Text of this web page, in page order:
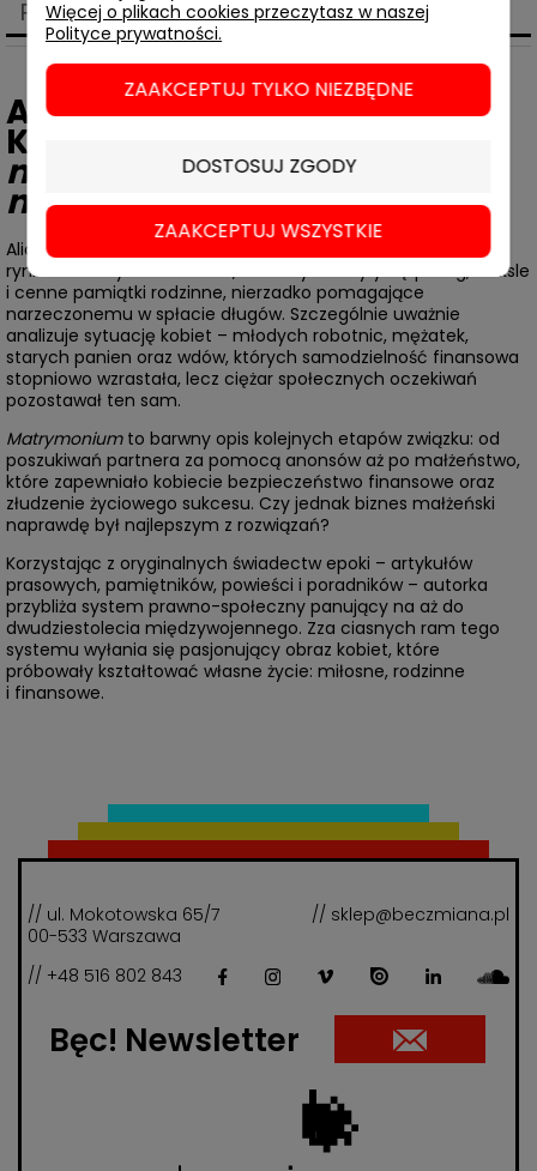
Produkty powiązane
Alicja Urbanik-
Kopeć,
małżeństwie
nieromantycznym
Alicja Urbanik-Kopeć przygląda się dziewiętnastowiecznemu
rynkowi matrymonialnemu, na którym liczyły się posag, weksle
i cenne pamiątki rodzinne, nierzadko pomagające
narzeczonemu w spłacie długów. Szczególnie uważnie
analizuje sytuację kobiet – młodych robotnic, mężatek,
starych panien oraz wdów, których samodzielność finansowa
stopniowo wzrastała, lecz ciężar społecznych oczekiwań
pozostawał ten sam.
Matrymoniumto barwny opis kolejnych etapów związku: od
poszukiwań partnera za pomocą anonsów aż po małżeństwo,
które zapewniało kobiecie bezpieczeństwo finansowe oraz
złudzenie życiowego sukcesu. Czy jednak biznes małżeński
naprawdę był najlepszym z rozwiązań?
Korzystając z oryginalnych świadectw epoki – artykułów
prasowych, pamiętników, powieści i poradników – autorka
przybliża system prawno-społeczny panujący na aż do
dwudziestolecia międzywojennego. Zza ciasnych ram tego
systemu wyłania się pasjonujący obraz kobiet, które
próbowały kształtować własne życie: miłosne, rodzinne
i finansowe.
// ul. Mokotowska 65/7
00-533 Warszawa
// sklep@beczmiana.pl
// +48 516 802 843
Bęc! Newsletter
Więcej o plikach cookies przeczytasz w naszej
Polityce prywatności.
ZAAKCEPTUJ TYLKO NIEZBĘDNE
DOSTOSUJ ZGODY
ZAAKCEPTUJ WSZYSTKIE